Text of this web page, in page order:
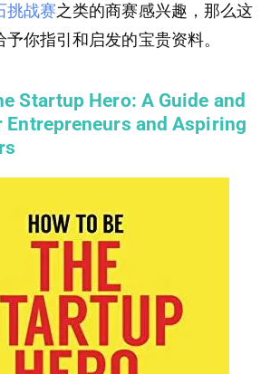
挑战赛之类的商赛感兴趣，那么这
你指引和启发的宝贵资料。
Startup Hero: A Guide and
Entrepreneurs and Aspiring